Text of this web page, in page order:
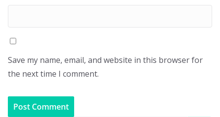
Save my name, email, and website in this browser for
the next time I comment.